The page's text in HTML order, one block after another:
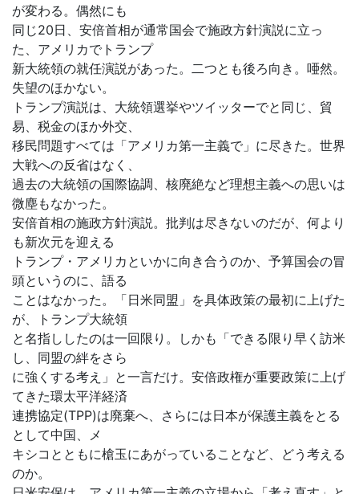
が変わる。偶然にも
同じ20日、安倍首相が通常国会で施政方針演説に立っ
た、アメリカでトランプ
新大統領の就任演説があった。二つとも後ろ向き。唖然。
失望のほかない。
トランプ演説は、大統領選挙やツイッターでと同じ、貿
易、税金のほか外交、
移民問題すべては「アメリカ第一主義で」に尽きた。世界
大戦への反省はなく、
過去の大統領の国際協調、核廃絶など理想主義への思いは
微塵もなかった。
安倍首相の施政方針演説。批判は尽きないのだが、何より
も新次元を迎える
トランプ・アメリカといかに向き合うのか、予算国会の冒
頭というのに、語る
ことはなかった。「日米同盟」を具体政策の最初に上げた
が、トランプ大統領
と名指ししたのは一回限り。しかも「できる限り早く訪米
し、同盟の絆をさら
に強くする考え」と一言だけ。安倍政権が重要政策に上げ
てきた環太平洋経済
連携協定(TPP)は廃棄へ、さらには日本が保護主義をとる
として中国、メ
キシコとともに槍玉にあがっていることなど、どう考える
のか。